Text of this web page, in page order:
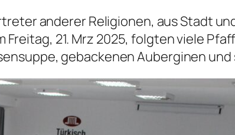
anderer Religionen, aus Stadt
21. Mrz 2025, folgten viele
gebackenen Auberginen und